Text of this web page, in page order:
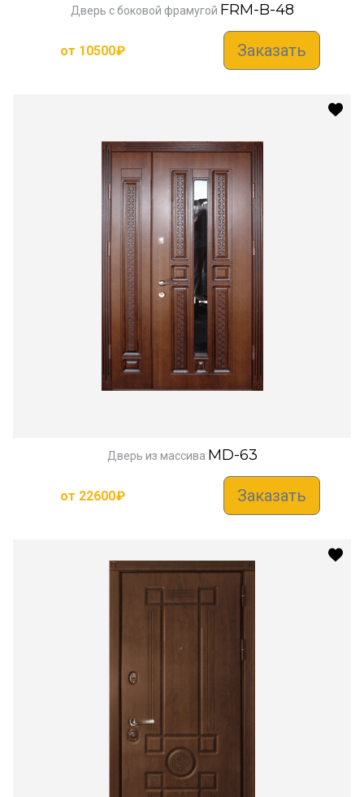
Дверь с боковой фрамугой FRM-B-48
от 10500₽ Заказать
Дверь из массива MD-63
от 22600₽ Заказать